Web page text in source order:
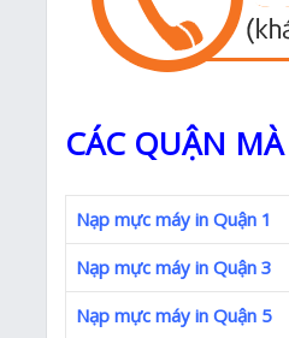
CÁC QUẬN
Nạp mực máy in Quận 1
Nạp mực máy in Quận 3
Nạp mực máy in Quận 5